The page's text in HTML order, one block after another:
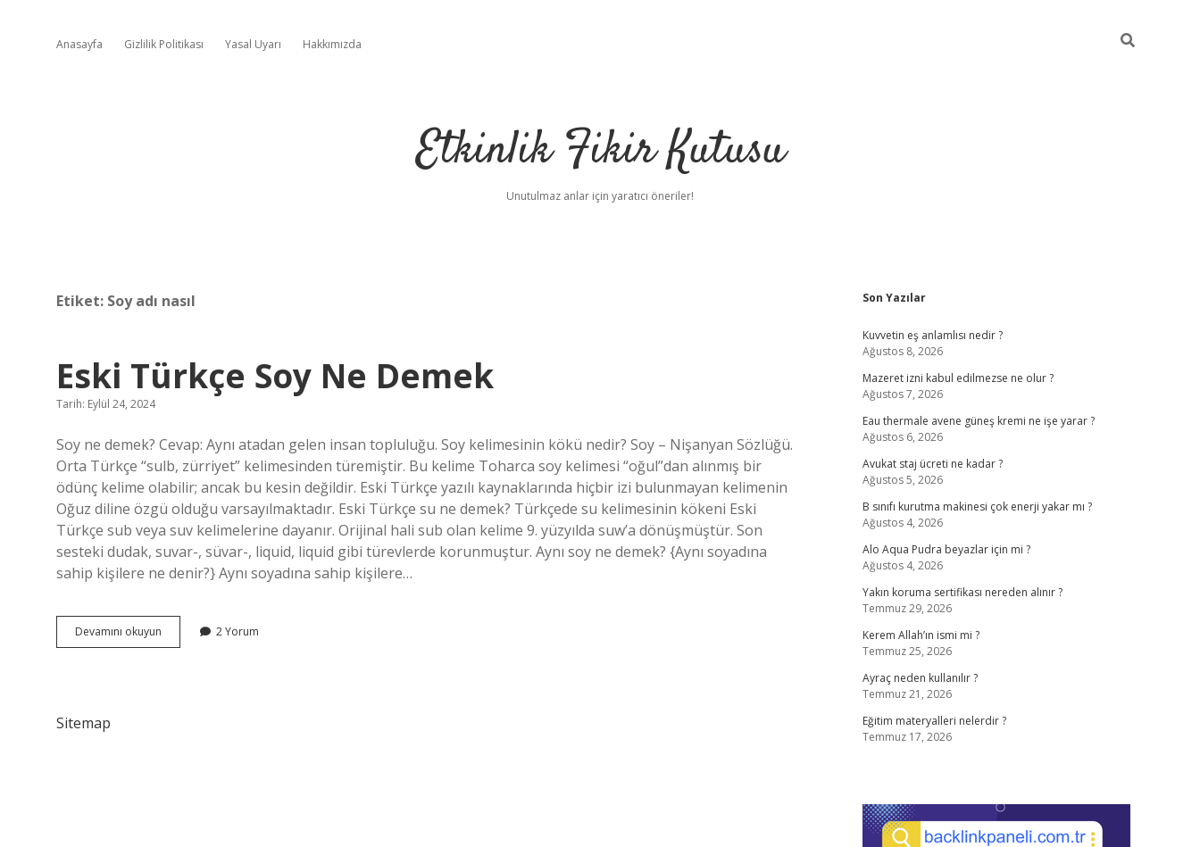
Anasayfa Gizlilik Politikası Yasal Uyarı Hakkımızda
Etkinlik Fikir Kutusu
Unutulmaz anlar için yaratıcı öneriler!
Etiket: Soy adı nasıl
Eski Türkçe Soy Ne Demek
Tarih: Eylül 24, 2024
Soy ne demek? Cevap: Aynı atadan gelen insan topluluğu. Soy kelimesinin kökü nedir? Soy – Nişanyan Sözlüğü.
Orta Türkçe “sulb, zürriyet” kelimesinden türemiştir. Bu kelime Toharca soy kelimesi “oğul”dan alınmış bir
ödünç kelime olabilir; ancak bu kesin değildir. Eski Türkçe yazılı kaynaklarında hiçbir izi bulunmayan kelimenin
Oğuz diline özgü olduğu varsayılmaktadır. Eski Türkçe su ne demek? Türkçede su kelimesinin kökeni Eski
Türkçe sub veya suv kelimelerine dayanır. Orijinal hali sub olan kelime 9. yüzyılda suw’a dönüşmüştür. Son
sesteki dudak, suvar-, süvar-, liquid, liquid gibi türevlerde korunmuştur. Aynı soy ne demek? {Aynı soyadına
sahip kişilere ne denir?} Aynı soyadına sahip kişilere…
Devamını okuyun
Türkçe
2 Yorum
Sitemap
Sidebar
Son Yazılar
Kuvvetin eş anlamlısı nedir ?
Ağustos 8, 2026
Mazeret izni kabul edilmezse ne olur ?
Ağustos 7, 2026
Eau thermale avene güneş kremi ne işe yarar ?
Ağustos 6, 2026
Avukat staj ücreti ne kadar ?
Ağustos 5, 2026
B sınıfı kurutma makinesi çok enerji yakar mı ?
Ağustos 4, 2026
Alo Aqua Pudra beyazlar için mi ?
Ağustos 4, 2026
Yakın koruma sertifikası nereden alınır ?
Temmuz 29, 2026
Kerem Allah’ın ismi mi ?
Temmuz 25, 2026
Ayraç neden kullanılır ?
Temmuz 21, 2026
Eğitim materyalleri nelerdir ?
Temmuz 17, 2026